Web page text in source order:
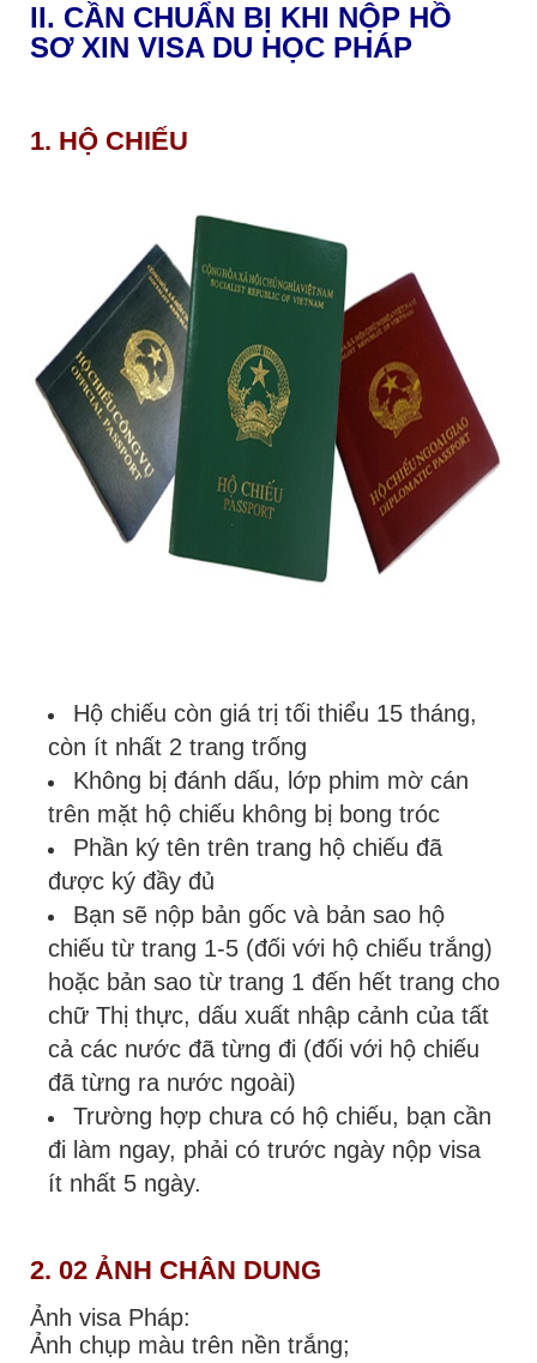
II. CẦN CHUẨN BỊ KHI NỘP HỒ
SƠ XIN VISA DU HỌC PHÁP
1. HỘ CHIẾU
Hộ chiếu còn giá trị tối thiểu 15 tháng,
còn ít nhất 2 trang trống
Không bị đánh dấu, lớp phim mờ cán
trên mặt hộ chiếu không bị bong tróc
Phần ký tên trên trang hộ chiếu đã
được ký đầy đủ
Bạn sẽ nộp bản gốc và bản sao hộ
chiếu từ trang 1-5 (đối với hộ chiếu trắng)
hoặc bản sao từ trang 1 đến hết trang cho
chữ Thị thực, dấu xuất nhập cảnh của tất
cả các nước đã từng đi (đối với hộ chiếu
đã từng ra nước ngoài)
Trường hợp chưa có hộ chiếu, bạn cần
đi làm ngay, phải có trước ngày nộp visa
ít nhất 5 ngày.
2. 02 ẢNH CHÂN DUNG
Ảnh visa Pháp:
Ảnh chụp màu trên nền trắng;